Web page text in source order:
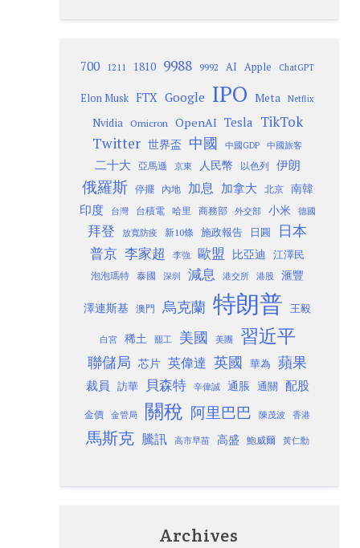
700 1211 1810 9988 9992 AI Apple ChatGPT
Elon Musk FTX Google IPO Meta Netflix
Nvidia Omicron OpenAI Tesla TikTok
Twitter 世界盃 中國 中國GDP 中國旅客
二十大 亞馬遜 京東 人民幣 以色列 伊朗
俄羅斯 停擺 內地 加息 加拿大 北京
南韓
印度
台灣 台積電 哈里 商務部 外交部 小米 德國
拜登 放寬防疫 新10條 施政報告 日圓 日本
普京 李家超 李強 歐盟 比亞迪 江澤民
泡泡瑪特 泰國 深圳 減息 港交所 港股 滙豐
澤連斯基 澳門 烏克蘭 特朗普 王毅
白宮 稀土 罷工 美國 美團 習近平
聯儲局 芯片 英偉達 英國 華為 蘋果
裁員 訪華 貝森特 辛偉誠 通脹 通關 配股
金價 金管局 關稅 阿里巴巴 陳茂波 香港
馬斯克 騰訊 高市早苗 高盛 鮑威爾 黃仁勳
Archives